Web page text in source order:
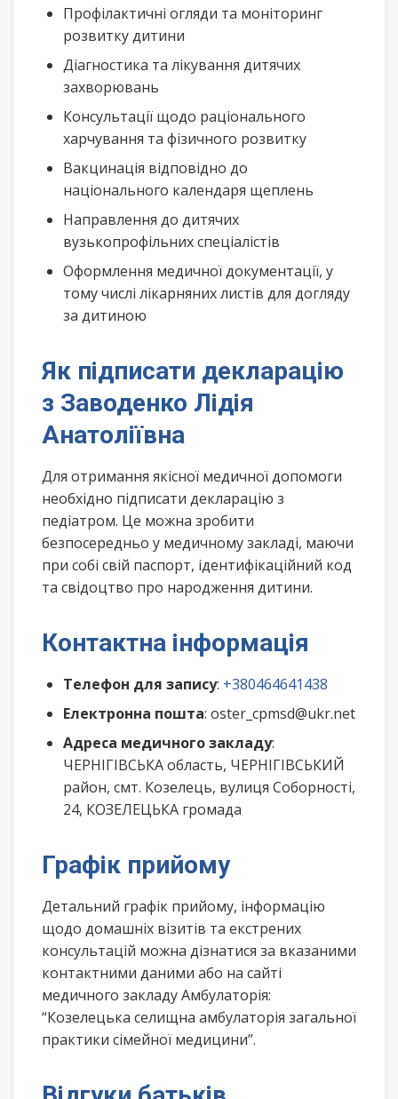
Профілактичні огляди та моніторинг
розвитку дитини
Діагностика та лікування дитячих
захворювань
Консультації щодо раціонального
харчування та фізичного розвитку
Вакцинація відповідно до
національного календаря щеплень
Направлення до дитячих
вузькопрофільних спеціалістів
Оформлення медичної документації, у
тому числі лікарняних листів для догляду
за дитиною
Як підписати декларацію
з Заводенко Лідія
Анатоліївна
Для отримання якісної медичної допомоги
необхідно підписати декларацію з
педіатром. Це можна зробити
безпосередньо у медичному закладі, маючи
при собі свій паспорт, ідентифікаційний код
та свідоцтво про народження дитини.
Контактна інформація
Телефон для запису: +380464641438
Електронна пошта: oster_cpmsd@ukr.net
Адреса медичного закладу:
ЧЕРНІГІВСЬКА область, ЧЕРНІГІВСЬКИЙ
район, смт. Козелець, вулиця Соборності,
24, КОЗЕЛЕЦЬКА громада
Графік прийому
Детальний графік прийому, інформацію
щодо домашніх візитів та екстрених
консультацій можна дізнатися за вказаними
контактними даними або на сайті
медичного закладу Амбулаторія:
“Козелецька селищна амбулаторія загальної
практики сімейної медицини”.